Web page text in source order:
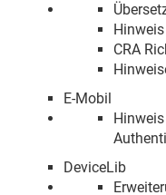
CRA
E-Mobil
DeviceLib